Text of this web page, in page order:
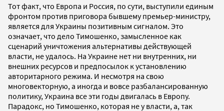
Тот факт, что Европа и Россия, по сути, выступили единым
фронтом против приговора бывшему премьер-министру,
является для Украины позитивным сигналом. Это
означает, что дело Тимошенко, замысленное как
сценарий уничтожения альтернативы действующей
власти, не удалось. На Украине нет ни внутренних, ни
внешних ресурсов и предпосылок к установлению
авторитарного режима. И несмотря на свою
многовекторную, а иногда и вовсе разбалансированную
политику, Украина все эти годы двигалась в Европу.
Парадокс, но Тимошенко, которая не у власти, а, так